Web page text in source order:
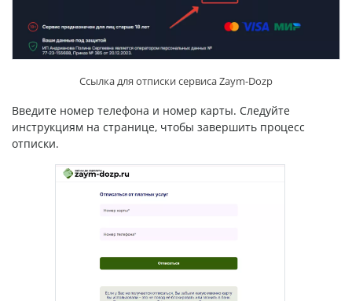
Ссылка для отписки сервиса Zaym-Dozp
Введите номер телефона и номер карты. Следуйте
инструкциям на странице, чтобы завершить процесс
отписки.